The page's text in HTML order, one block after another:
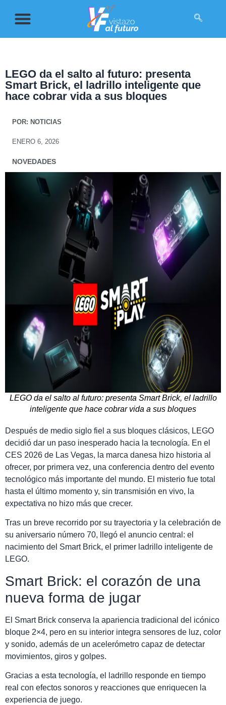
LEGO da el salto al futuro: presenta
Smart Brick, el ladrillo inteligente que
hace cobrar vida a sus bloques
POR: NOTICIAS
ENERO 6, 2026
NOVEDADES
LEGO da el salto al futuro: presenta Smart Brick, el ladrillo
inteligente que hace cobrar vida a sus bloques
Después de medio siglo fiel a sus bloques clásicos, LEGO
decidió dar un paso inesperado hacia la tecnología. En el
CES 2026 de Las Vegas, la marca danesa hizo historia al
ofrecer, por primera vez, una conferencia dentro del evento
tecnológico más importante del mundo. El misterio fue total
hasta el último momento y, sin transmisión en vivo, la
expectativa no hizo más que crecer.
Tras un breve recorrido por su trayectoria y la celebración de
su aniversario número 70, llegó el anuncio central: el
nacimiento del Smart Brick, el primer ladrillo inteligente de
LEGO.
Smart Brick: el corazón de una
nueva forma de jugar
El Smart Brick conserva la apariencia tradicional del icónico
bloque 2×4, pero en su interior integra sensores de luz, color
y sonido, además de un acelerómetro capaz de detectar
movimientos, giros y golpes.
Gracias a esta tecnología, el ladrillo responde en tiempo
real con efectos sonoros y reacciones que enriquecen la
experiencia de juego.